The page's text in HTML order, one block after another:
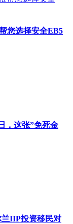
您选择安全EB5
，这张”免死金
IIP投资移民对